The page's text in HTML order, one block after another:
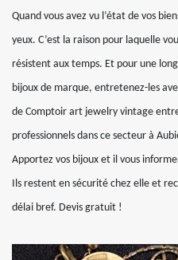
Quand vous avez vu l’état de vos
yeux. C’est la raison pour laquelle
résistent aux temps. Et pour une
bijoux de marque, entretenez-les
de Comptoir art jewelry vintage
professionnels dans ce secteur à
Apportez vos bijoux et il vous
Ils restent en sécurité chez elle et
délai bref. Devis gratuit !